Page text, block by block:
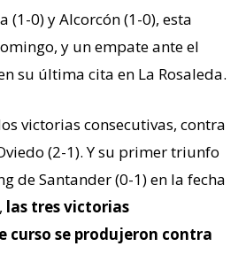
(1-0) y Alcorcón (1-0), esta
y un empate ante el
su última cita en La Rosaleda.
victorias consecutivas, contra
(2-1). Y su primer triunfo
de Santander (0-1) en la fecha
las tres victorias
curso se produjeron contra